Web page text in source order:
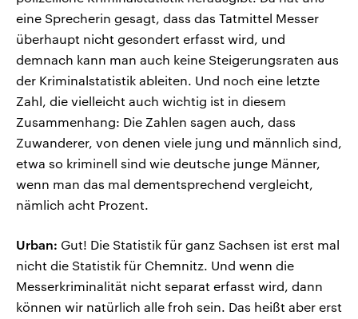
eine Sprecherin gesagt, dass das Tatmittel Messer
überhaupt nicht gesondert erfasst wird, und
demnach kann man auch keine Steigerungsraten aus
der Kriminalstatistik ableiten. Und noch eine letzte
Zahl, die vielleicht auch wichtig ist in diesem
Zusammenhang: Die Zahlen sagen auch, dass
Zuwanderer, von denen viele jung und männlich sind,
etwa so kriminell sind wie deutsche junge Männer,
wenn man das mal dementsprechend vergleicht,
nämlich acht Prozent.
Urban: Gut! Die Statistik für ganz Sachsen ist erst mal
nicht die Statistik für Chemnitz. Und wenn die
Messerkriminalität nicht separat erfasst wird, dann
können wir natürlich alle froh sein. Das heißt aber erst